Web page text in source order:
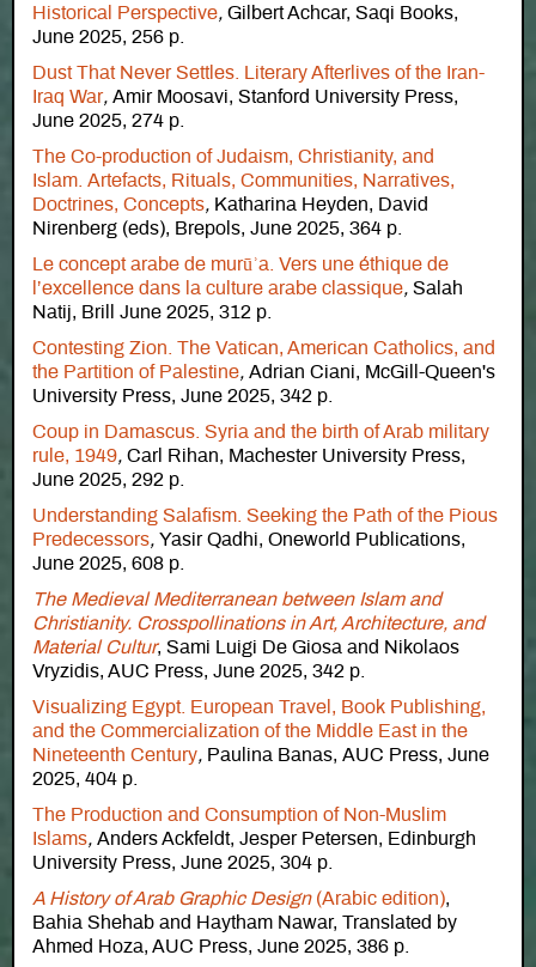
Historical Perspective, Gilbert Achcar, Saqi Books,
June 2025, 256 p.
Dust That Never Settles. Literary Afterlives of the Iran-
Iraq War, Amir Moosavi, Stanford University Press,
June 2025, 274 p.
The Co-production of Judaism, Christianity, and
Islam. Artefacts, Rituals, Communities, Narratives,
Doctrines, Concepts, Katharina Heyden, David
Nirenberg (eds), Brepols, June 2025, 364 p.
Le concept arabe de murūʾa. Vers une éthique de
l’excellence dans la culture arabe classique, Salah
Natij, Brill June 2025, 312 p.
Contesting Zion. The Vatican, American Catholics, and
the Partition of Palestine, Adrian Ciani, McGill-Queen's
University Press, June 2025, 342 p.
Coup in Damascus. Syria and the birth of Arab military
rule, 1949, Carl Rihan, Machester University Press,
June 2025, 292 p.
Understanding Salafism. Seeking the Path of the Pious
Predecessors, Yasir Qadhi, Oneworld Publications,
June 2025, 608 p.
The Medieval Mediterranean between Islam and
Christianity. Crosspollinations in Art, Architecture, and
Material Cultur, Sami Luigi De Giosa and Nikolaos
Vryzidis, AUC Press, June 2025, 342 p.
Visualizing Egypt. European Travel, Book Publishing,
and the Commercialization of the Middle East in the
Nineteenth Century, Paulina Banas, AUC Press, June
2025, 404 p.
The Production and Consumption of Non-Muslim
Islams, Anders Ackfeldt, Jesper Petersen, Edinburgh
University Press, June 2025, 304 p.
A History of Arab Graphic Design(Arabic edition),
Bahia Shehab and Haytham Nawar, Translated by
Ahmed Hoza, AUC Press, June 2025, 386 p.